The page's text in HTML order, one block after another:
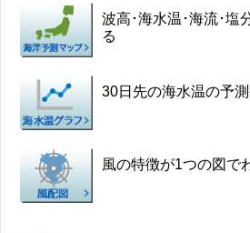
波高･海水温･海流･塩
る
30日先の海水温の予
風の特徴が1つの図で